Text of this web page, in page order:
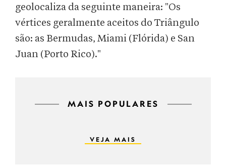
geolocaliza da seguinte maneira: "Os
vértices geralmente aceitos do Triângulo
são: as Bermudas, Miami (Flórida) e San
Juan (Porto Rico)."
MAIS POPULARES
VEJA MAIS